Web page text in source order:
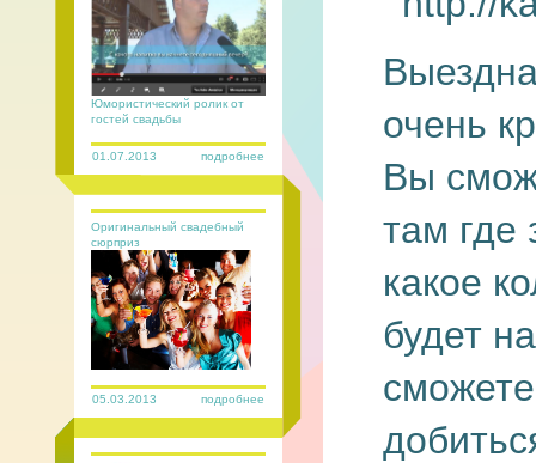
01.07.2013 подробнее
Юмористический ролик от
гостей свадьбы
05.03.2013 подробнее
Оригинальный свадебный
сюрприз
очень
Вы
там где
какое
будет